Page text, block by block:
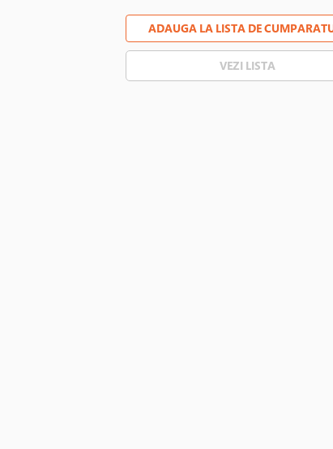
ADAUGA LA LISTA DE
VEZI LISTA